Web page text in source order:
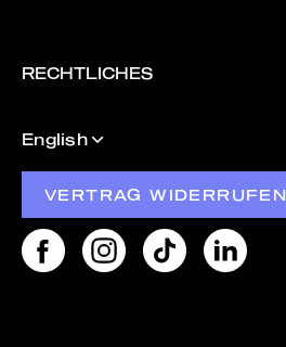
RECHTLICHES
Language
English
VERTRAG WIDERRUFEN